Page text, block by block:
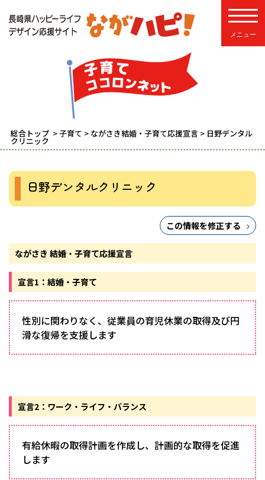
総合トップ >子育て > ながさき結婚・子育て応援宣言 > 日野デンタル
クリニック
日野デンタルクリニック
この情報を修正する
ながさき 結婚・子育て応援宣言
宣言1：結婚・子育て
性別に関わりなく、従業員の育児休業の取得及び円
滑な復帰を支援します
宣言2：ワーク・ライフ・バランス
有給休暇の取得計画を作成し、計画的な取得を促進
します